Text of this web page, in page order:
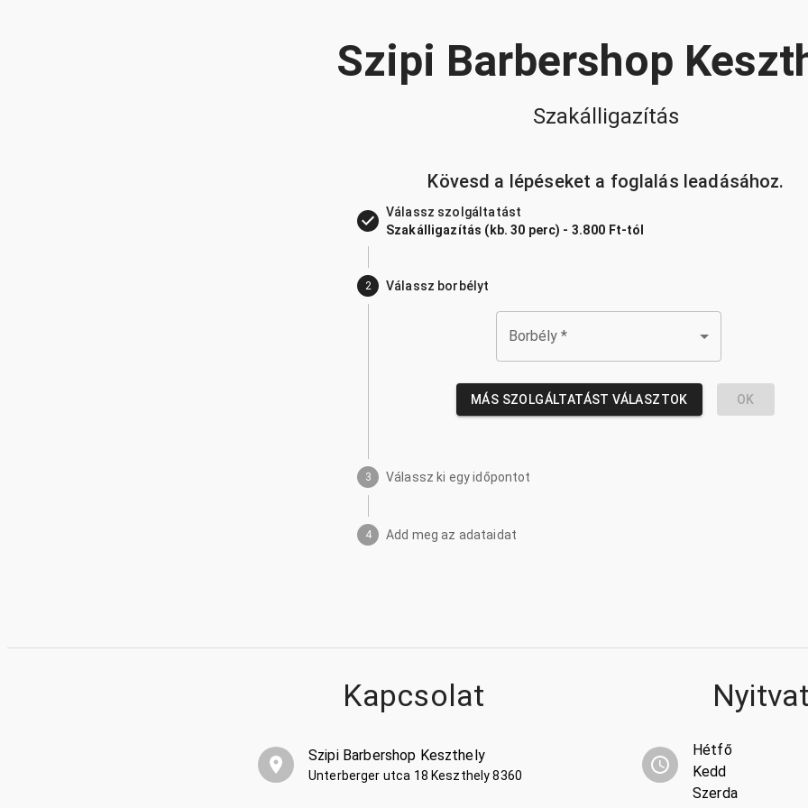
Szipi Barbershop
Szakálligazítás
Kövesd a lépéseket a foglalás leadásához.
Válassz szolgáltatást
Szakálligazítás (kb. 30 perc) - 3.800 Ft-tól
2 Válassz borbélyt
Borbély *
MÁS SZOLGÁLTATÁST VÁLASZTOK OK
3 Válassz ki egy időpontot
4 Add meg az adataidat
Kapcsolat
Szipi Barbershop Keszthely
Unterberger utca 18 Keszthely 8360
Hétfő
Kedd
Szerda